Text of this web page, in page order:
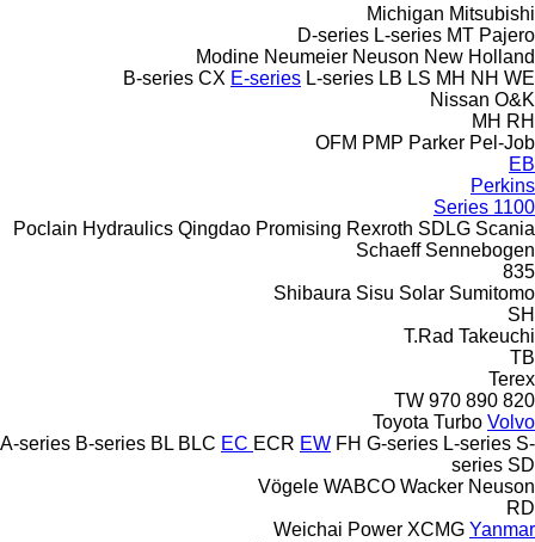
Michigan Mitsubishi
D-series L-series MT Pajero
Modine Neumeier Neuson New Holland
B-series CX E-series L-series LB LS MH NH WE
Nissan O&K
MH RH
OFM PMP Parker Pel-Job
EB
Perkins
1100 Series
Poclain Hydraulics Qingdao Promising Rexroth SDLG Scania
Schaeff Sennebogen
835
Shibaura Sisu Solar Sumitomo
SH
T.Rad Takeuchi
TB
Terex
820
890
970
TW
Toyota Turbo Volvo
A-series B-series BL BLC EC ECR EW FH G-series L-series S-
series SD
Vögele WABCO Wacker Neuson
RD
Weichai Power XCMG Yanmar